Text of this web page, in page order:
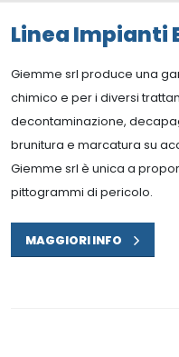
Linea Impianti
Giemme srl produce una
chimico e per i diversi
decontaminazione,
brunitura e marcatura su
Giemme srl è unica a
pittogrammi di pericolo.
MAGGIORI INFO